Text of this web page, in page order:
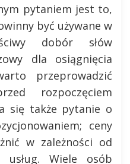
pytaniem jest to,
być używane w
dobór słów
dla osiągnięcia
przeprowadzić
rozpoczęciem
się także pytanie o
ceny
w zależności od
usług. Wiele osób